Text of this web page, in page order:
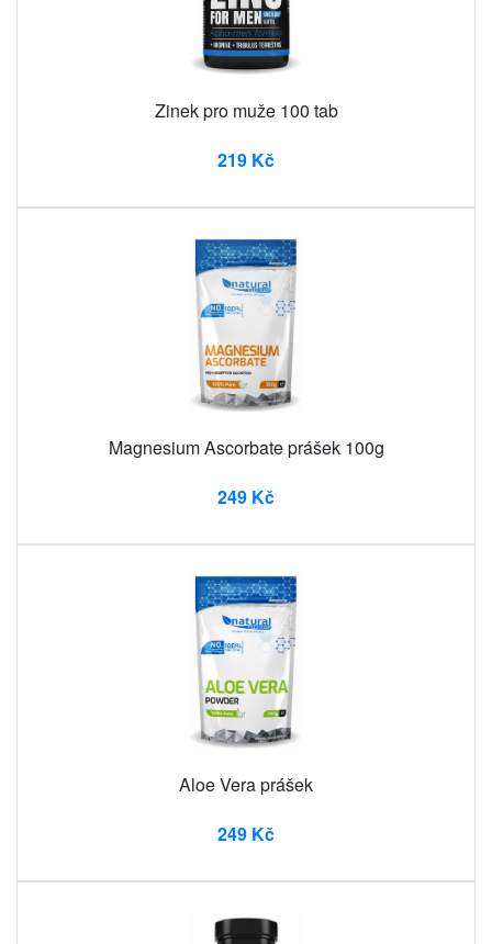
Zinek pro muže 100 tab
219 Kč
Magnesium Ascorbate prášek 100g
249 Kč
Aloe Vera prášek
249 Kč